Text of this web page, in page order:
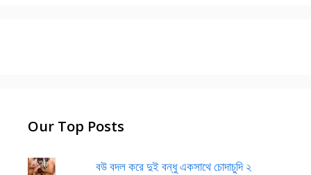
Our Top Posts
বউ বদল করে দুই বন্ধু একসাথে চোদাচুদি ২